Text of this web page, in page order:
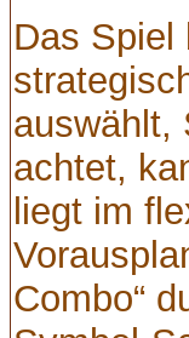
Das Spiel
auswählt,
achtet,
liegt im
Combo“